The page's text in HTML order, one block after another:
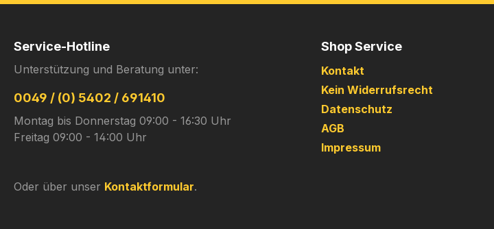
Service-Hotline
Unterstützung und Beratung unter:
0049 / (0) 5402 / 691410
Montag bis Donnerstag 09:00 - 16:30 Uhr
Freitag 09:00 - 14:00 Uhr
Oder über unser Kontaktformular.
Shop Service
Kontakt
Kein Widerrufsrecht
Datenschutz
AGB
Impressum